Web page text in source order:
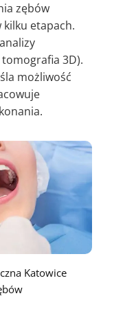
zębów
kilku etapach.
3D).
możliwość
Katowice